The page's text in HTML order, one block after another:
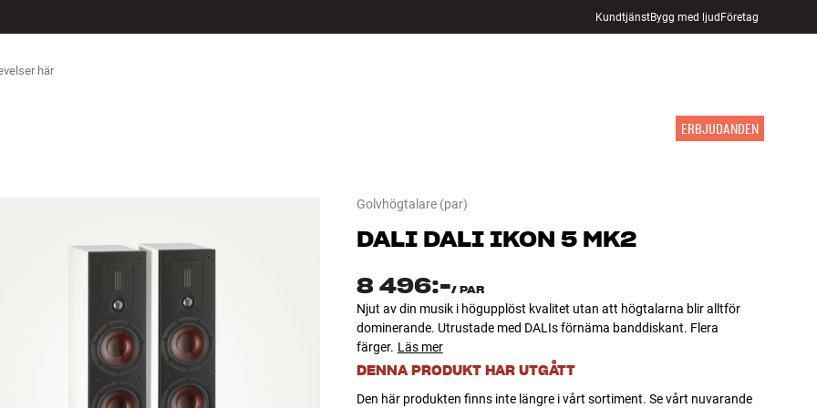
KundtjänstBygg med ljudFöretag
ERBJUDANDEN
Golvhögtalare(par)
DALI DALI IKON 5 MK2
8 496:-/ PAR
Njut av din musik i högupplöst kvalitet utan att högtalarna blir alltför
dominerande. Utrustade med DALIs förnäma banddiskant. Flera
färger. Läs mer
DENNA PRODUKT HAR UTGÅTT
Den här produkten finns inte längre i vårt sortiment. Se vårt nuvarande